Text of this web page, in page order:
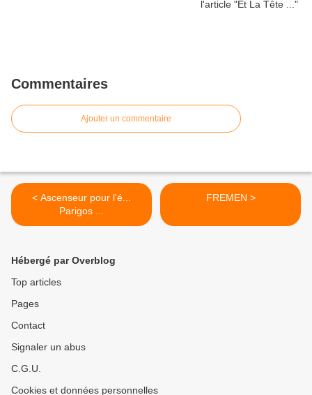
Commentaires
Ajouter un commentaire
< Ascenseur pour l'é...
Parigos ...
FREMEN >
Hébergé par Overblog
Top articles
Pages
Contact
Signaler un abus
C.G.U.
Cookies et données personnelles